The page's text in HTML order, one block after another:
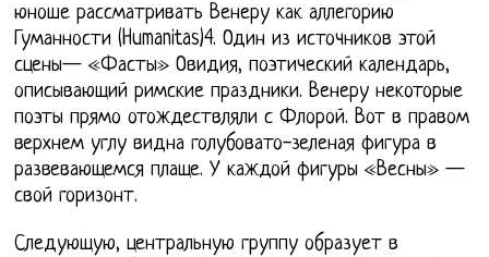
юноше рассматривать Венеру как аллегорию
Гуманности (Humanitas)4. Один из источников этой
сцены— «Фасты» Овидия, поэтический календарь,
описывающий римские праздники. Венеру некоторые
поэты прямо отождествляли с Флорой. Вот в правом
верхнем углу видна голубовато-зеленая фигура в
развевающемся плаще. У каждой фигуры «Весны» —
свой горизонт.
Следующую, центральную группу образует в